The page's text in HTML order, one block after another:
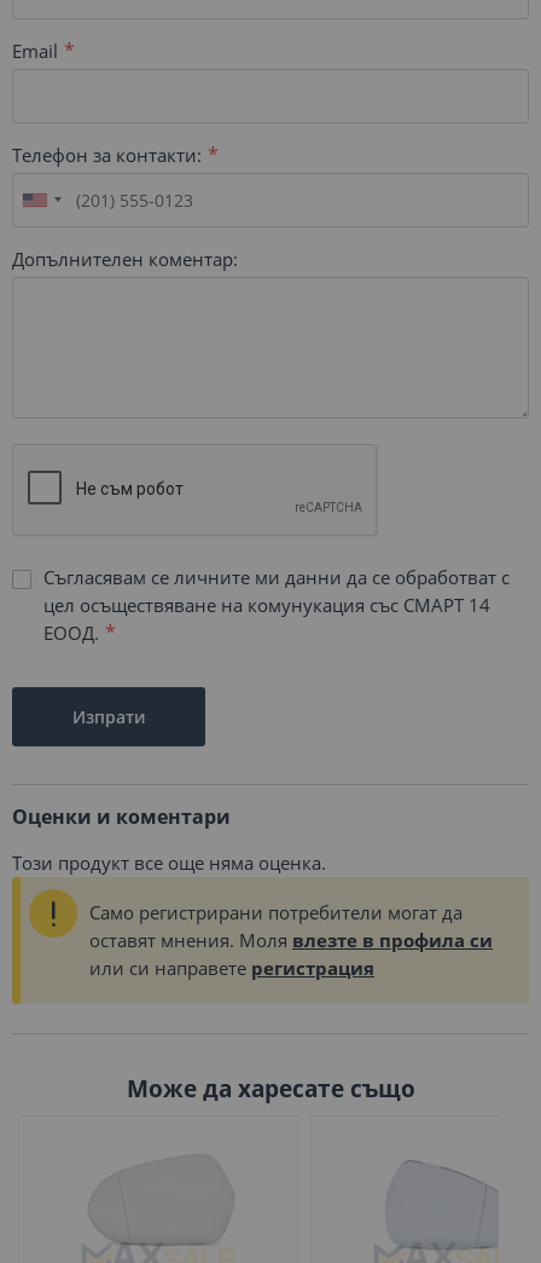
Email
Телефон за контакти:
Допълнителен коментар:
Съгласявам се личните ми данни да се обработват с
цел осъществяване на комунукация със СМАРТ 14
ЕООД.
Изпрати
Оценки и коментари
Този продукт все още няма оценка.
Само регистрирани потребители могат да
оставят мнения. Моля влезте в профила си
или си направете регистрация
Може да харесате също